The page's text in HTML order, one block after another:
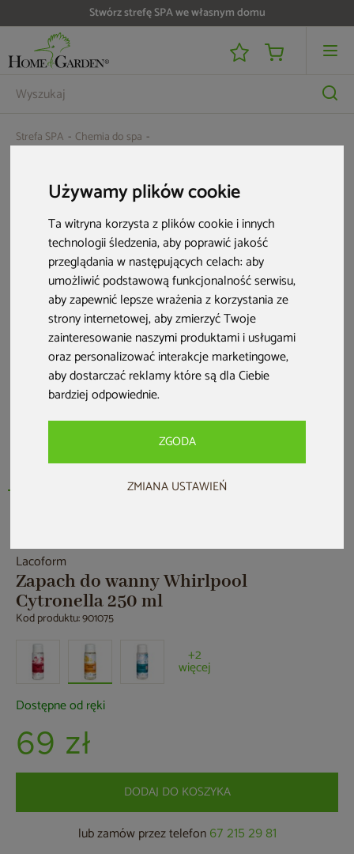
Używamy plików cookie
Ta witryna korzysta z plików cookie i innych
technologii śledzenia, aby poprawić jakość
przeglądania w następujących celach:aby
umożliwić podstawową funkcjonalność serwisu,
aby zapewnić lepsze wrażenia z korzystania ze
strony internetowej,aby zmierzyć Twoje
zainteresowanie naszymi produktami i usługami
oraz personalizować interakcje marketingowe,
aby dostarczać reklamy które są dla Ciebie
bardziej odpowiednie.
ZGODA
ZMIANA USTAWIEŃ
Stwórz strefę SPA we własnym domu
Strefa SPA
Chemia do spa
Lacoform
Zapach do wanny Whirlpool
Cytronella 250 ml
Kod produktu: 901075
+2
więcej
Dostępne od ręki
69 zł
DODAJ DO KOSZYKA
lub zamów przez telefon 67 215 29 81